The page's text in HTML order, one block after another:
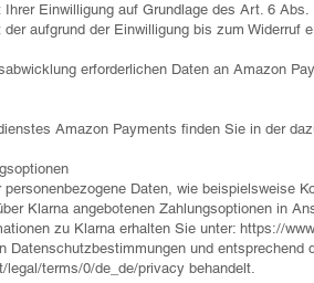
Einwilligung auf Grundlage des Art. 6
aufgrund der Einwilligung bis zum Widerruf
erforderlichen Daten an Amazon
Amazon Payments finden Sie in der
Daten, wie beispielsweise
Klarna angebotenen Zahlungsoptionen in
zu Klarna erhalten Sie unter: https://
und entsprechend
legal/terms/0/de_de/privacy behandelt.